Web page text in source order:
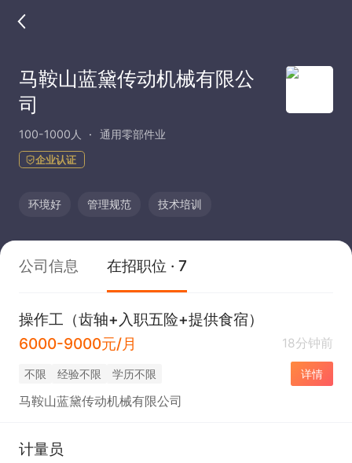
马鞍山蓝黛传动机械有限公
司
100-1000人 通用零部件业
企业认证
环境好 管理规范 技术培训
公司信息 在招职位 · 7
操作工（齿轴+入职五险+提供食宿）
6000-9000元/月
18分钟前
不限 经验不限 学历不限 详情
马鞍山蓝黛传动机械有限公司
计量员